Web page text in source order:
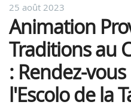
25 août 2023
Animation
Traditions au
: Rendez-
l'Escolo de la